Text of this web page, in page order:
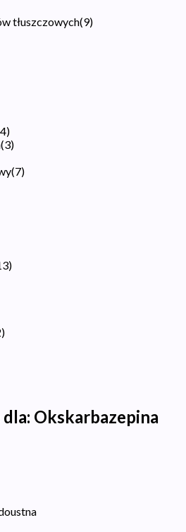
tłuszczowych(9)
4)
(3)
(7)
)
)
Okskarbazepina